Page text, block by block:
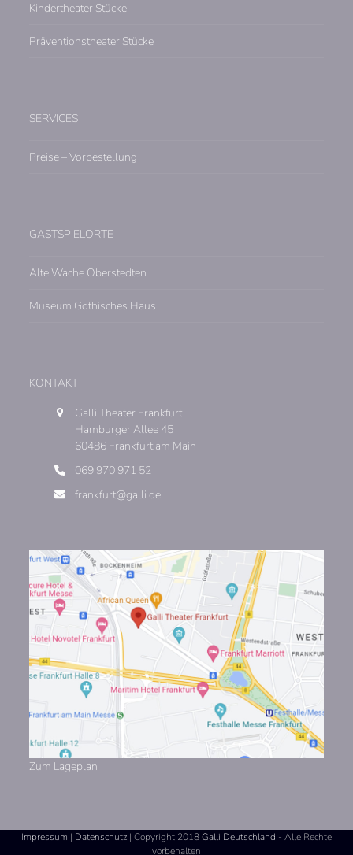
Kindertheater Stücke
Präventionstheater Stücke
SERVICES
Preise – Vorbestellung
GASTSPIELORTE
Alte Wache Oberstedten
Museum Gothisches Haus
KONTAKT
Galli Theater Frankfurt
Hamburger Allee 45
60486 Frankfurt am Main
069 970 971 52
frankfurt@galli.de
Zum Lageplan
Impressum | Datenschutz | Copyright 2018Galli Deutschland - Alle Rechte
vorbehalten